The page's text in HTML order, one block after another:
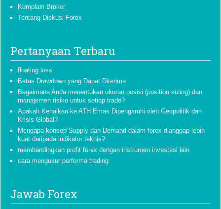
Komplain Broker
Tentang Diskusi Forex
Pertanyaan Terbaru
floating loss
Batas Drawdown yang Dapat Diterima
Bagaimana Anda menentukan ukuran posisi (position sizing) dan
manajemen risiko untuk setiap trade?
Apakah Kenaikan ke ATH Emas Dipengaruhi oleh Geopolitik dan
Krisis Global?
Mengapa konsep Supply dan Demand dalam forex dianggap lebih
kuat daripada indikator teknis?
membandingkan profit forex dengan instrumen investasi lain
cara mengukur performa trading
Jawab Forex